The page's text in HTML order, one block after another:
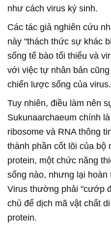
như cách virus ký sinh.
Các tác giả nghiên cứu
này "thách thức sự khác
sống tế bào tối thiểu và
với việc tự nhân bản
chiến lược sống của virus.
Tuy nhiên, điều làm nên
Sukunaarchaeum chính
ribosome và RNA thông
thành phần cốt lõi của bộ
protein, một chức năng
sống nào, nhưng lại
Virus thường phải "cướp
chủ để dịch mã vật chất
protein.